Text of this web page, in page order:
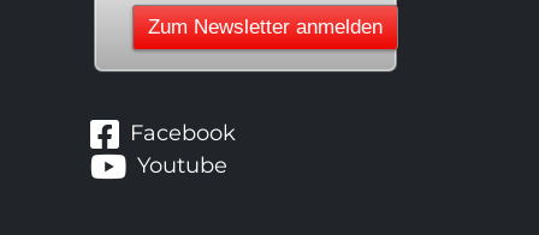
Facebook
Youtube